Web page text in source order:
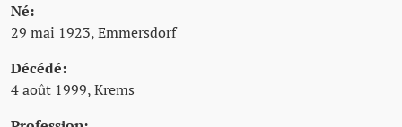
Né:
29 mai 1923, Emmersdorf
Décédé:
4 août 1999, Krems